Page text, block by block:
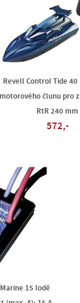
Revell Control Tide 40
motorového člunu pro
RtR 240 mm
572,-
15 lodě